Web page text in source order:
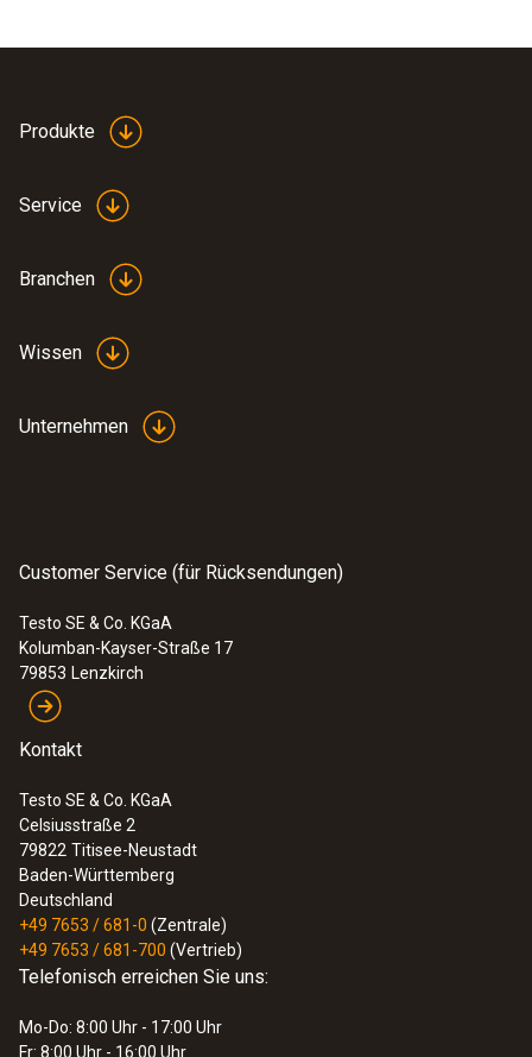
Produkte
Service
Branchen
Wissen
Unternehmen
Customer Service (für Rücksendungen)
Testo SE & Co. KGaA
Kolumban-Kayser-Straße 17
79853 Lenzkirch
Kontakt
Testo SE & Co. KGaA
Celsiusstraße 2
79822 Titisee-Neustadt
Baden-Württemberg
Deutschland
+49 7653 / 681-0 (Zentrale)
+49 7653 / 681-700 (Vertrieb)
Telefonisch erreichen Sie uns:
Mo-Do: 8:00 Uhr - 17:00 Uhr
Fr: 8:00 Uhr - 16:00 Uhr